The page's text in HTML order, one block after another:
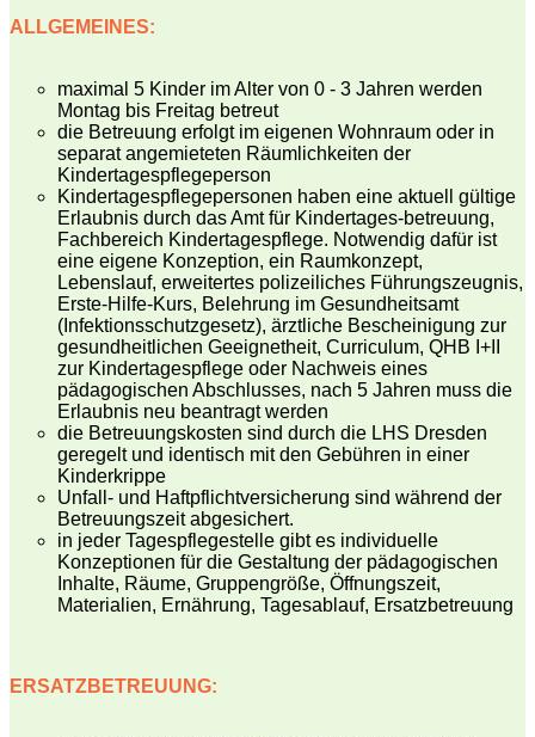
ALLGEMEINES:
maximal 5 Kinder im Alter von 0 - 3 Jahren werden
Montag bis Freitag betreut
die Betreuung erfolgt im eigenen Wohnraum oder in
separat angemieteten Räumlichkeiten der
Kindertagespflegeperson
Kindertagespflegepersonen haben eine aktuell gültige
Erlaubnis durch das Amt für Kindertages-betreuung,
Fachbereich Kindertagespflege. Notwendig dafür ist
eine eigene Konzeption, ein Raumkonzept,
Lebenslauf, erweitertes polizeiliches Führungszeugnis,
Erste-Hilfe-Kurs, Belehrung im Gesundheitsamt
(Infektionsschutzgesetz), ärztliche Bescheinigung zur
gesundheitlichen Geeignetheit, Curriculum, QHB I+II
zur Kindertagespflege oder Nachweis eines
pädagogischen Abschlusses, nach 5 Jahren muss die
Erlaubnis neu beantragt werden
die Betreuungskosten sind durch die LHS Dresden
geregelt und identisch mit den Gebühren in einer
Kinderkrippe
Unfall- und Haftpflichtversicherung sind während der
Betreuungszeit abgesichert.
in jeder Tagespflegestelle gibt es individuelle
Konzeptionen für die Gestaltung der pädagogischen
Inhalte, Räume, Gruppengröße, Öffnungszeit,
Materialien, Ernährung, Tagesablauf, Ersatzbetreuung
ERSATZBETREUUNG: